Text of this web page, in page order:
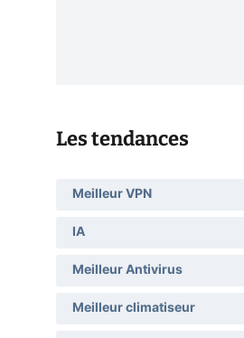
Les tendances
Meilleur VPN
IA
Meilleur Antivirus
Meilleur climatiseur